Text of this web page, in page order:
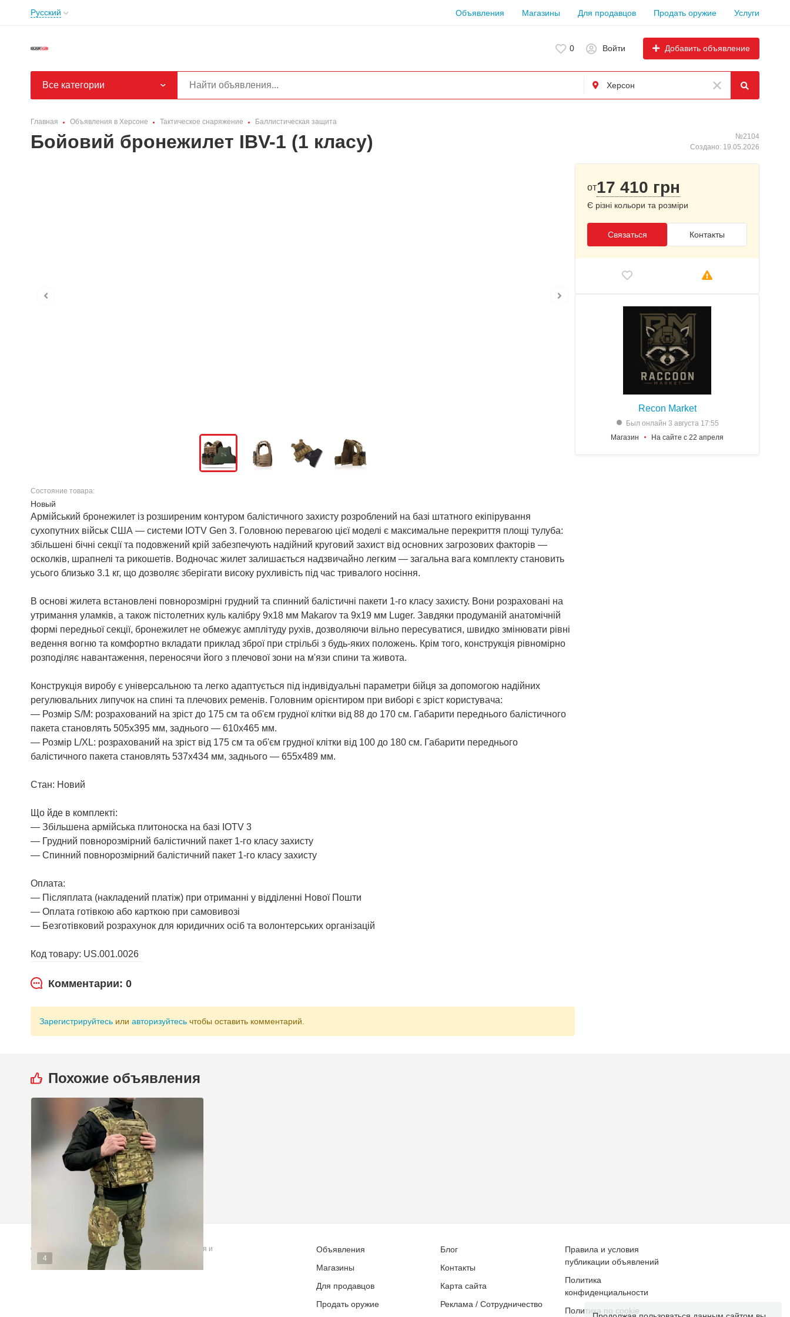
Русский Объявления Магазины Для продавцов Продать оружие Услуги
0 Войти Добавить объявление
Все категории
Главная Объявления в Херсоне Тактическое снаряжение Баллистическая защита
Бойовий бронежилет IBV-1 (1 класу)
№2104
Создано: 19.05.2026
Состояние товара:
Новый
Армійський бронежилет із розширеним контуром балістичного захисту розроблений на базі штатного екіпірування
сухопутних військ США — системи IOTV Gen 3. Головною перевагою цієї моделі є максимальне перекриття площі тулуба:
збільшені бічні секції та подовжений крій забезпечують надійний круговий захист від основних загрозових факторів —
осколків, шрапнелі та рикошетів. Водночас жилет залишається надзвичайно легким — загальна вага комплекту становить
усього близько 3.1 кг, що дозволяє зберігати високу рухливість під час тривалого носіння.
В основі жилета встановлені повнорозмірні грудний та спинний балістичні пакети 1-го класу захисту. Вони розраховані на
утримання уламків, а також пістолетних куль калібру 9х18 мм Makarov та 9х19 мм Luger. Завдяки продуманій анатомічній
формі передньої секції, бронежилет не обмежує амплітуду рухів, дозволяючи вільно пересуватися, швидко змінювати рівні
ведення вогню та комфортно вкладати приклад зброї при стрільбі з будь-яких положень. Крім того, конструкція рівномірно
розподіляє навантаження, переносячи його з плечової зони на м'язи спини та живота.
Конструкція виробу є універсальною та легко адаптується під індивідуальні параметри бійця за допомогою надійних
регулювальних липучок на спині та плечових ременів. Головним орієнтиром при виборі є зріст користувача:
— Розмір S/M: розрахований на зріст до 175 см та об'єм грудної клітки від 88 до 170 см. Габарити переднього балістичного
пакета становлять 505х395 мм, заднього — 610х465 мм.
— Розмір L/XL: розрахований на зріст від 175 см та об'єм грудної клітки від 100 до 180 см. Габарити переднього
балістичного пакета становлять 537х434 мм, заднього — 655х489 мм.
Стан: Новий
Що йде в комплекті:
— Збільшена армійська плитоноска на базі IOTV 3
— Грудний повнорозмірний балістичний пакет 1-го класу захисту
— Спинний повнорозмірний балістичний пакет 1-го класу захисту
Оплата:
— Післяплата (накладений платіж) при отриманні у відділенні Нової Пошти
— Оплата готівкою або карткою при самовивозі
— Безготівковий розрахунок для юридичних осіб та волонтерських організацій
Код товару: US.001.0026
Комментарии: 0
Зарегистрируйтесь или авторизуйтесь чтобы оставить комментарий.
от17 410 грн
Є різні кольори та розміри
Связаться Контакты
Recon Market
Был онлайн 3 августа 17:55
Магазин
На сайте с 22 апреля
Похожие объявления
4
© 2026 GUNSHUB™ - доска объявлений для оружия и
милитари товаров
Объявления
Магазины
Для продавцов
Продать оружие
Блог
Контакты
Карта сайта
Реклама / Сотрудничество
Правила и условия
публикации объявлений
Политика
конфиденциальности
Политика по cookie